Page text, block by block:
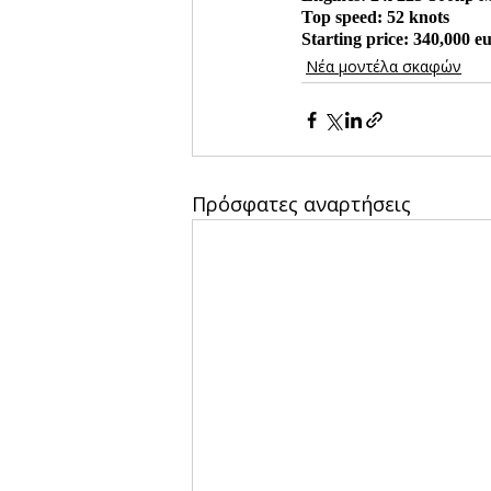
Top speed: 52 knots
Starting price: 340,000
Νέα μοντέλα σκαφών
Πρόσφατες αναρτήσεις